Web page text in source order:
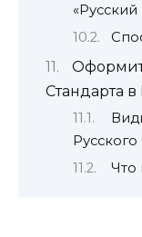
«Русский
Стандарта
Что